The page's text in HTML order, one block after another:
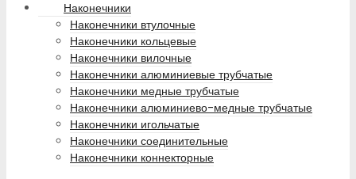
Наконечники
Наконечники втулочные
Наконечники кольцевые
Наконечники вилочные
Наконечники алюминиевые трубчатые
Наконечники медные трубчатые
Наконечники алюминиево-медные трубчатые
Наконечники игольчатые
Наконечники соединительные
Наконечники коннекторные